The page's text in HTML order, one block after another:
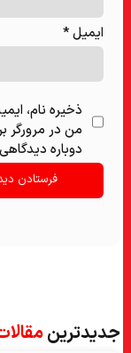
ایمیل*
ذخیره نام،
من در مرورگر
دوباره
جدیدترینمقالات